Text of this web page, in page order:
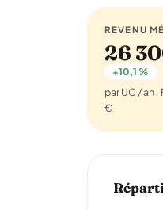
REVENU
26
+10,1 %
par UC / an
€